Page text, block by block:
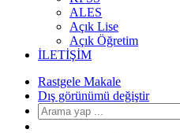
ALES
Açık Lise
Açık Öğretim
İLETIŞIM
Rastgele Makale
Dış görünümü değiştir